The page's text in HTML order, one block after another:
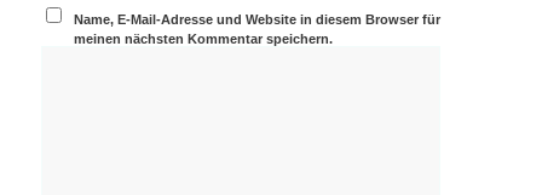
Name, E-Mail-Adresse und Website in diesem Browser für
meinen nächsten Kommentar speichern.